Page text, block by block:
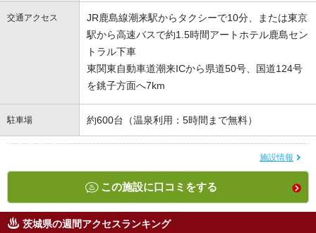
交通アクセス
JR鹿島線潮来駅からタクシーで10分、または東京
駅から高速バスで約1.5時間アートホテル鹿島セン
トラル下車
東関東自動車道潮来ICから県道50号、国道124号
を銚子方面へ7km
駐車場 約600台（温泉利用：5時間まで無料）
施設情報
この施設に口コミをする
茨城県の週間アクセスランキング